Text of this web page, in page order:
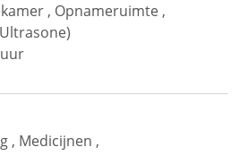
, Opnameruimte ,
, Medicijnen ,